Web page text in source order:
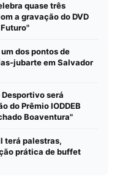
quase três
a gravação do DVD
dos pontos de
jubarte em Salvador
será
do Prêmio IODDEB
Boaventura"
terá palestras,
prática de buffet